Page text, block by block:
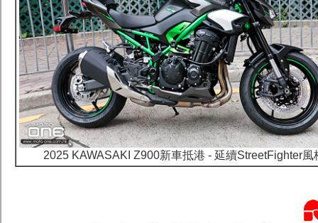
2025 KAWASAKI Z900新車抵港 - 延續StreetFighter風